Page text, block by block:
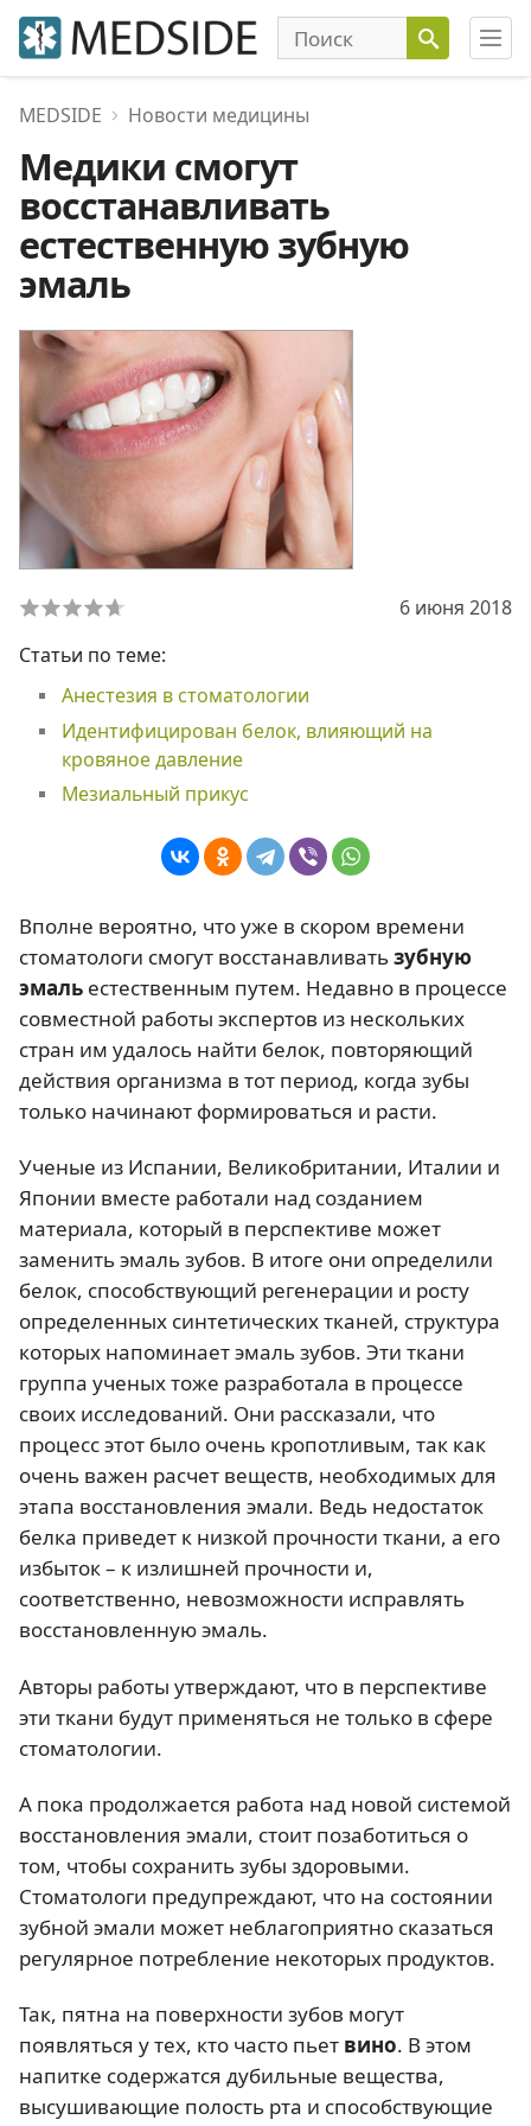
MEDSIDE Новости медицины
Медики смогут
восстанавливать
естественную зубную
эмаль
6 июня 2018
Статьи по теме:
Анестезия в стоматологии
Идентифицирован белок, влияющий на
кровяное давление
Мезиальный прикус
Вполне вероятно, что уже в скором времени
стоматологи смогут восстанавливатьзубную
эмаль естественным путем. Недавно в процессе
совместной работы экспертов из нескольких
стран им удалось найти белок, повторяющий
действия организма в тот период, когда зубы
только начинают формироваться и расти.
Ученые из Испании, Великобритании, Италии и
Японии вместе работали над созданием
материала, который в перспективе может
заменить эмаль зубов. В итоге они определили
белок, способствующий регенерации и росту
определенных синтетических тканей, структура
которых напоминает эмаль зубов. Эти ткани
группа ученых тоже разработала в процессе
своих исследований. Они рассказали, что
процесс этот было очень кропотливым, так как
очень важен расчет веществ, необходимых для
этапа восстановления эмали. Ведь недостаток
белка приведет к низкой прочности ткани, а его
избыток – к излишней прочности и,
соответственно, невозможности исправлять
восстановленную эмаль.
Авторы работы утверждают, что в перспективе
эти ткани будут применяться не только в сфере
стоматологии.
А пока продолжается работа над новой системой
восстановления эмали, стоит позаботиться о
том, чтобы сохранить зубы здоровыми.
Стоматологи предупреждают, что на состоянии
зубной эмали может неблагоприятно сказаться
регулярное потребление некоторых продуктов.
Так, пятна на поверхности зубов могут
появляться у тех, кто часто пьет вино. В этом
напитке содержатся дубильные вещества,
высушивающие полость рта и способствующие